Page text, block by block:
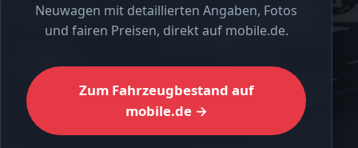
Neuwagen mit detaillierten Angaben, Fotos
und fairen Preisen, direkt auf mobile.de.
Zum Fahrzeugbestand auf
mobile.de →